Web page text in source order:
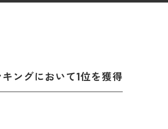
ングにおいて1位を獲得